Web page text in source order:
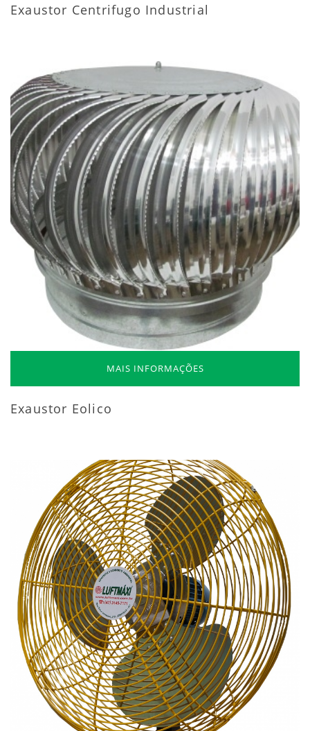
Exaustor Centrifugo Industrial
MAIS INFORMAÇÕES
Exaustor Eolico